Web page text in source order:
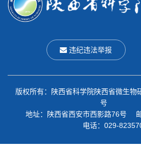
违纪违法举报
版权所有：陕西省科学院陕西省微生
号
地址：陕西省西安市西影路76号
电话：029-